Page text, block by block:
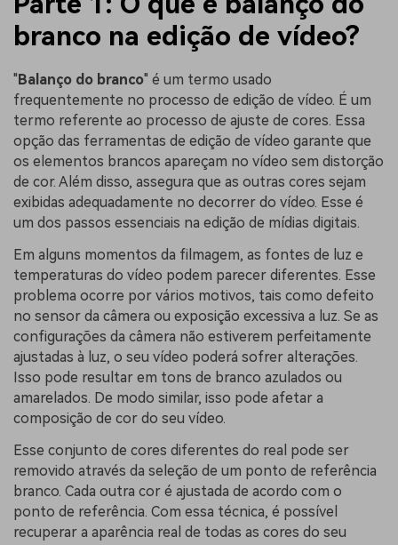
branco na edição de vídeo?
" Balanço do branco" é um termo usado
frequentemente no processo de edição de vídeo. É um
termo referente ao processo de ajuste de cores. Essa
opção das ferramentas de edição de vídeo garante que
os elementos brancos apareçam no vídeo sem distorção
de cor. Além disso, assegura que as outras cores sejam
exibidas adequadamente no decorrer do vídeo. Esse é
um dos passos essenciais na edição de mídias digitais.
Em alguns momentos da filmagem, as fontes de luz e
temperaturas do vídeo podem parecer diferentes. Esse
problema ocorre por vários motivos, tais como defeito
no sensor da câmera ou exposição excessiva a luz. Se as
configurações da câmera não estiverem perfeitamente
ajustadas à luz, o seu vídeo poderá sofrer alterações.
Isso pode resultar em tons de branco azulados ou
amarelados. De modo similar, isso pode afetar a
composição de cor do seu vídeo.
Esse conjunto de cores diferentes do real pode ser
removido através da seleção de um ponto de referência
branco. Cada outra cor é ajustada de acordo com o
ponto de referência. Com essa técnica, é possível
recuperar a aparência real de todas as cores do seu